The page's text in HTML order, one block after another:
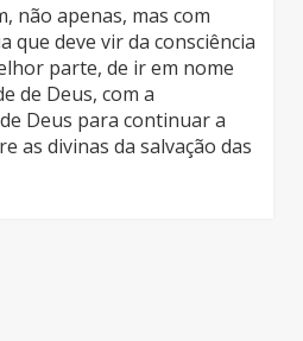
não apenas, mas com
que deve vir da consciência
parte, de ir em nome
de Deus, com a
Deus para continuar a
as divinas da salvação das